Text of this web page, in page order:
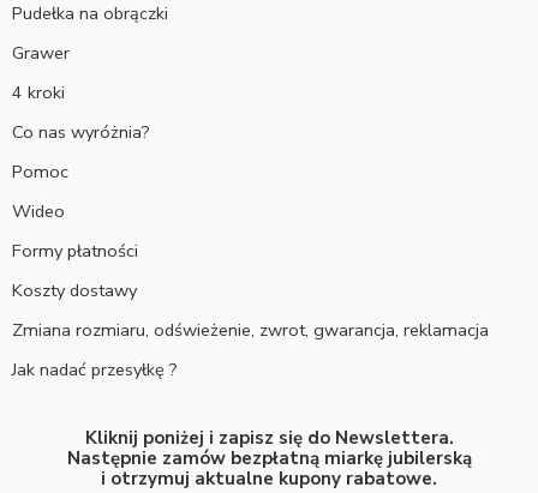
Pudełka na obrączki
Grawer
4 kroki
Co nas wyróżnia?
Pomoc
Wideo
Formy płatności
Koszty dostawy
Zmiana rozmiaru, odświeżenie, zwrot, gwarancja, reklamacja
Jak nadać przesyłkę ?
Kliknij poniżej i zapisz się do Newslettera.
Następnie zamów bezpłatną miarkę jubilerską
i otrzymuj aktualne kupony rabatowe.